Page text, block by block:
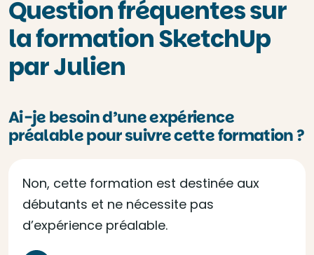
Question fréquentes sur
la formation SketchUp
par Julien
Ai-je besoin d’une expérience
préalable pour suivre cette formation ?
Non, cette formation est destinée aux
débutants et ne nécessite pas
d’expérience préalable.